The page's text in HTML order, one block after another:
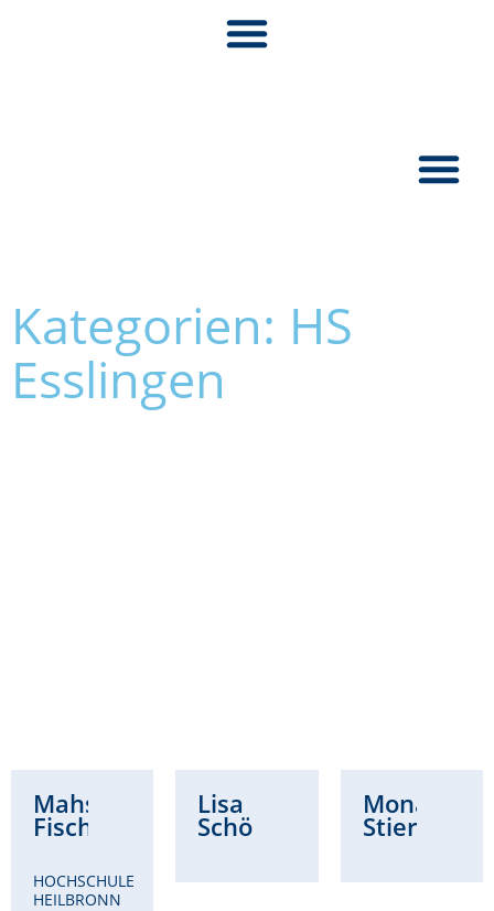
Kategorien: HS
Esslingen
Mahsa
Fischer
HOCHSCHULE
HEILBRONN
Lisa
Schöllhammer
Mona
Stierwald